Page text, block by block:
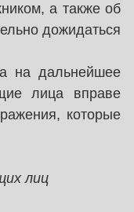
а также об
дожидаться
на дальнейшее
лица вправе
которые
лиц